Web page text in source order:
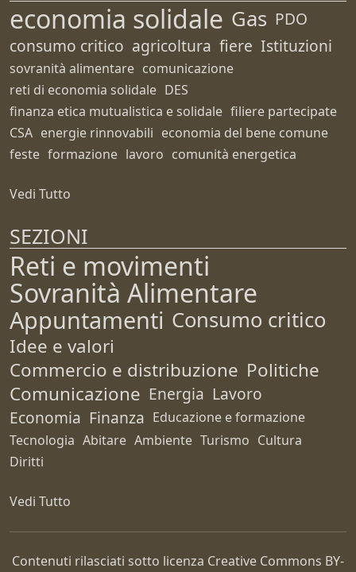
economia solidale Gas PDO
consumo critico agricoltura fiere Istituzioni
sovranità alimentare comunicazione
reti di economia solidale DES
finanza etica mutualistica e solidale filiere partecipate
CSA energie rinnovabili economia del bene comune
feste formazione lavoro comunità energetica
Vedi Tutto
SEZIONI
Reti e movimenti
Sovranità Alimentare
Appuntamenti Consumo critico
Idee e valori
Commercio e distribuzione Politiche
Comunicazione Energia Lavoro
Economia Finanza Educazione e formazione
Tecnologia Abitare Ambiente Turismo Cultura
Diritti
Vedi Tutto
Contenuti rilasciati sotto licenza Creative Commons BY-